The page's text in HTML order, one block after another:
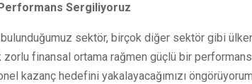
Sergiliyoruz
bulunduğumuz sektör, birçok diğer sektör gibi
finansal ortama rağmen güçlü bir
kazanç hedefini yakalayacağımızı